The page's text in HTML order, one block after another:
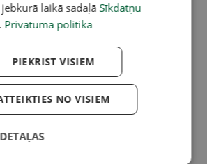
laikā sadaļā Sīkdatņu
. Privātuma politika
PIEKRIST VISIEM
NO VISIEM